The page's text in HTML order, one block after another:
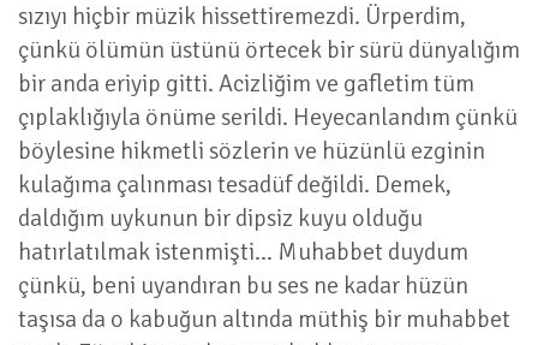
sızıyı hiçbir müzik hissettiremezdi. Ürperdim,
çünkü ölümün üstünü örtecek bir sürü dünyalığım
bir anda eriyip gitti. Acizliğim ve gafletim tüm
çıplaklığıyla önüme serildi. Heyecanlandım çünkü
böylesine hikmetli sözlerin ve hüzünlü ezginin
kulağıma çalınması tesadüf değildi. Demek,
daldığım uykunun bir dipsiz kuyu olduğu
hatırlatılmak istenmişti... Muhabbet duydum
çünkü, beni uyandıran bu ses ne kadar hüzün
taşısa da o kabuğun altında müthiş bir muhabbet